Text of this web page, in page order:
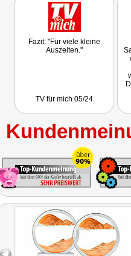
Fazit: "Für viele kleine
Auszeiten."
TV für mich 05/24